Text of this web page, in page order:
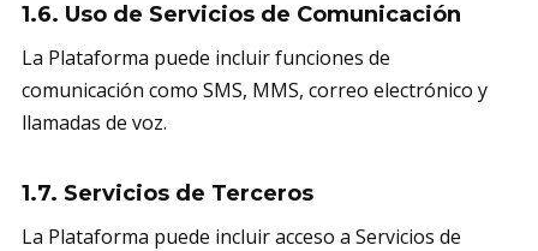
1.6. Uso de Servicios de Comunicación
La Plataforma puede incluir funciones de
comunicación como SMS, MMS, correo electrónico y
llamadas de voz.
1.7. Servicios de Terceros
La Plataforma puede incluir acceso a Servicios de